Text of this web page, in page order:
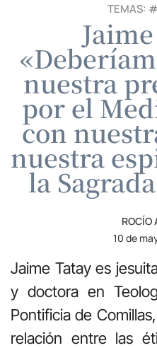
TEMAS: #
nuestra
por el
con
nuestra
la
ROCÍO
10 de
Jaime Tatay es
y doctora en
Pontificia de
relación entre las